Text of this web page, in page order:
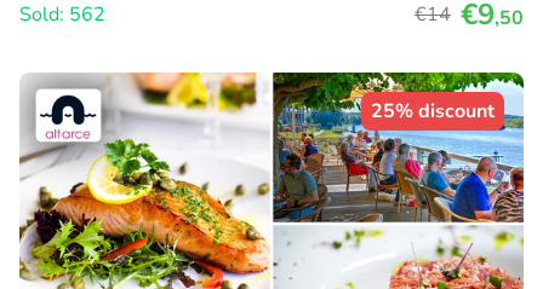
Sold: 562 €14 €9,50
25% discount